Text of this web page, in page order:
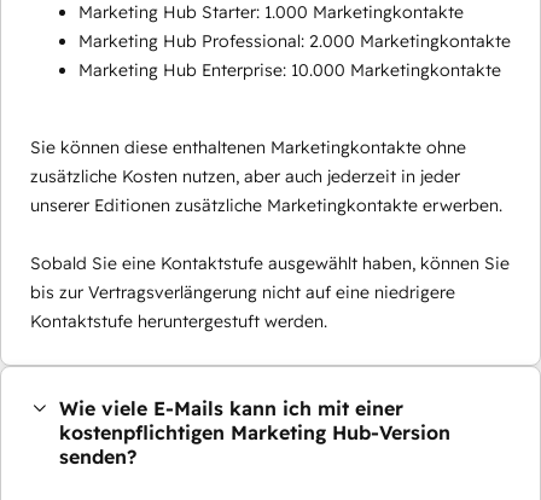
Marketing Hub Starter: 1.000 Marketingkontakte
Marketing Hub Professional: 2.000 Marketingkontakte
Marketing Hub Enterprise: 10.000 Marketingkontakte
Sie können diese enthaltenen Marketingkontakte ohne
zusätzliche Kosten nutzen, aber auch jederzeit in jeder
unserer Editionen zusätzliche Marketingkontakte erwerben.
Sobald Sie eine Kontaktstufe ausgewählt haben, können Sie
bis zur Vertragsverlängerung nicht auf eine niedrigere
Kontaktstufe heruntergestuft werden.
Wie viele E-Mails kann ich mit einer
kostenpflichtigen Marketing Hub-Version
senden?